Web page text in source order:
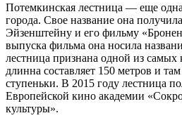
Потемкинская лестница — еще
города. Свое название она
Эйзенштейну и его фильму
выпуска фильма она носила
лестница признана одной из
длинна составляет 150 метров и
ступеньки. В 2015 году лестница
Европейской кино академии
культуры».